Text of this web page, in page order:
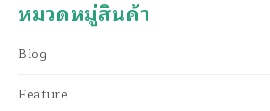
หมวดหมู่สินค้า
Blog
Feature